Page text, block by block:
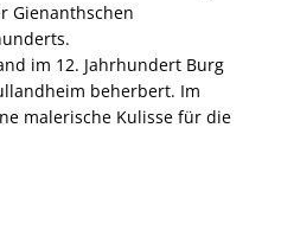
Gienanthschen
im 12. Jahrhundert Burg
beherbert. Im
malerische Kulisse für die